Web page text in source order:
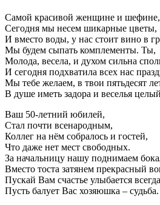
Самой красивой женщине и шефине,
Сегодня мы несем шикарные цветы,
И вместо воды, у нас стоит вино в
Мы будем сыпать комплементы. Ты,
Молода, весела, и духом сильна
И сегодня подхватила всех нас
Мы тебе желаем, в твои пятьдесят
В душе иметь задора и веселья
Ваш 50-летний юбилей,
Стал почти всенародным,
Коллег на нём собралось и гостей,
Что даже нет мест свободных.
За начальницу нашу поднимаем
Вместо тоста затянем прекрасный
Пускай Вам счастье улыбается
Пусть балует Вас хозяюшка – судьба.